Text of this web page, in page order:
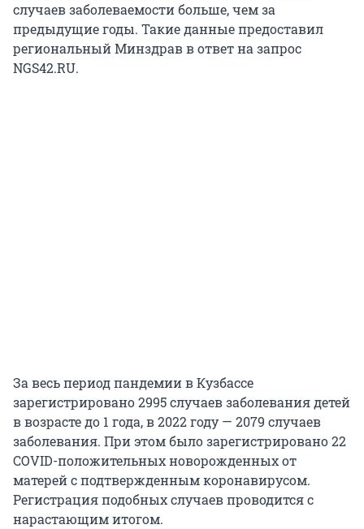
случаев заболеваемости больше, чем за
предыдущие годы. Такие данные предоставил
региональный Минздрав в ответ на запрос
NGS42.RU.
За весь период пандемии в Кузбассе
зарегистрировано 2995 случаев заболевания детей
в возрасте до 1 года, в 2022 году — 2079 случаев
заболевания. При этом было зарегистрировано 22
COVID-положительных новорожденных от
матерей с подтвержденным коронавирусом.
Регистрация подобных случаев проводится с
нарастающим итогом.